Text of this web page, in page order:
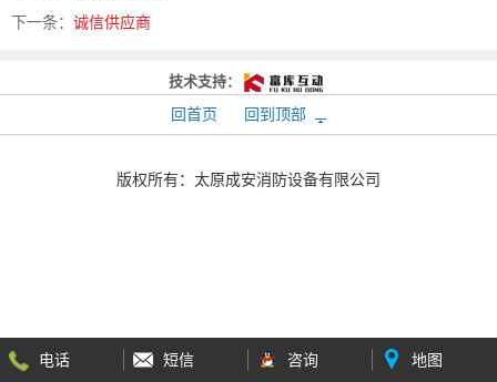
下一条： 诚信供应商
技术支持：
电话 短信 咨询 地图
回首页 回到顶部
版权所有： 太原成安消防设备有限公司